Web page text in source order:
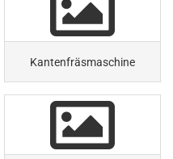
Kantenfräsmaschine